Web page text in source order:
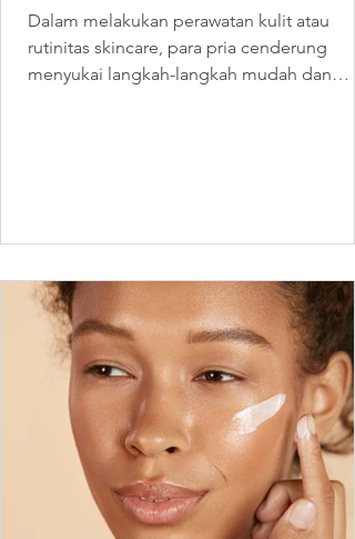
Dalam melakukan perawatan kulit atau
rutinitas skincare, para pria cenderung
menyukai langkah-langkah mudah dan